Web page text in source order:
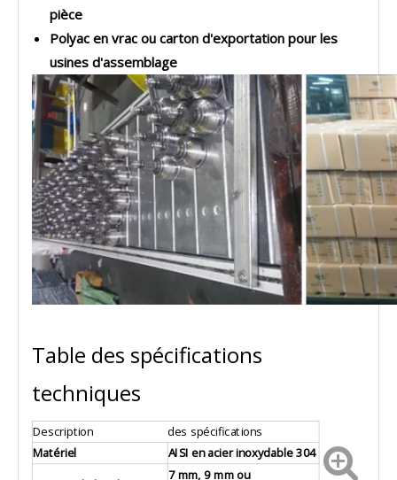
pièce
Polyac en vrac ou carton d'exportation pour les
usines d'assemblage
Table des spécifications
techniques
Description des spécifications
Matériel AISI en acier inoxydable 304
7 mm, 9 mm ou